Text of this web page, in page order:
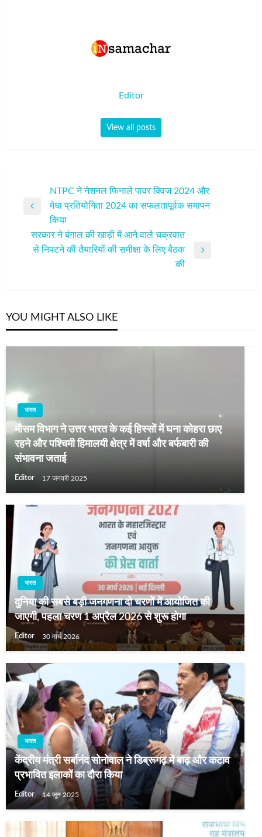
Editor
View all posts
नेविगेशन
NTPC ने नेशनल फिनाले पावर क्विज 2024 और
मेधा प्रतियोगिता 2024 का सफलतापूर्वक समापन
किया
सरकार ने बंगाल की खाड़ी में आने वाले चक्रवात
से निपटने की तैयारियों की समीक्षा के लिए बैठक
की
YOU MIGHT ALSO LIKE
भारत
मौसम विभाग ने उत्तर भारत के कई हिस्सों में घना कोहरा छाए
रहने और पश्चिमी हिमालयी क्षेत्र में वर्षा और बर्फबारी की
संभावना जताई
Editor 17 जनवरी 2025
भारत
दुनिया की सबसे बड़ी जनगणना दो चरणों में आयोजित की
जाएगी, पहला चरण 1 अप्रैल 2026 से शुरू होगा
Editor 30 मार्च 2026
भारत
केंद्रीय मंत्री सर्बानंद सोनोवाल ने डिब्रूगढ़ में बाढ़ और कटाव
प्रभावित इलाकों का दौरा किया
Editor 14 जून 2025